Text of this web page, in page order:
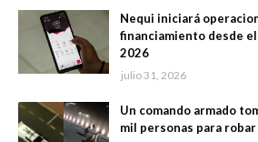
Nequi iniciará
financiamiento desde
2026
julio 31, 2026
Un comando armado
mil personas para